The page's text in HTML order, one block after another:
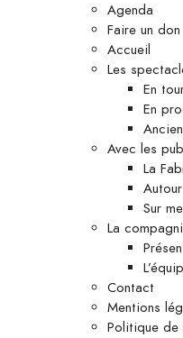
Agenda
Faire un don
Accueil
Les
En
En
Avec les
La
Sur
La
Contact
Mentions
Politique